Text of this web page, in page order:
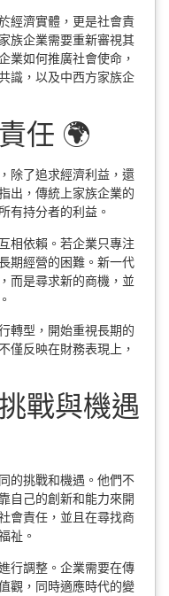
經濟實體，更是社會責
族企業需要重新審視其
業如何推廣社會使命，
識，以及中西方家族企
任 🌍
除了追求經濟利益，還
出，傳統上家族企業的
有持分者的利益。
相依賴。若企業只專注
期經營的困難。新一代
而是尋求新的商機，並
轉型，開始重視長期的
僅反映在財務表現上，
戰與機遇
的挑戰和機遇。他們不
自己的創新和能力來開
會責任，並且在尋找商
祉。
行調整。企業需要在傳
觀，同時適應時代的變